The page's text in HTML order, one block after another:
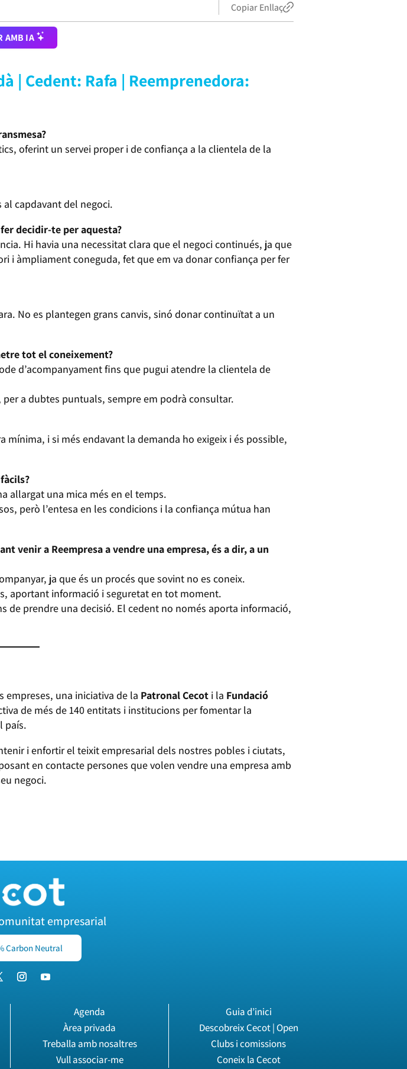
Copiar Enllaç
AMB IA
| Cedent: Rafa | Reemprenedora:
oferint un servei proper i de confiança a la clientela de la
capdavant del negoci.
decidir-te per aquesta?
Hi havia una necessitat clara que el negoci continués, ja que
i àmpliament coneguda, fet que em va donar confiança per fer
No es plantegen grans canvis, sinó donar continuïtat a un
tot el coneixement?
d’acompanyament fins que pugui atendre la clientela de
a dubtes puntuals, sempre em podrà consultar.
i si més endavant la demanda ho exigeix i és possible,
allargat una mica més en el temps.
però l’entesa en les condicions i la confiança mútua han
venir a Reempresa a vendre una empresa, és a dir, a un
ja que és un procés que sovint no es coneix.
aportant informació i seguretat en tot moment.
de prendre una decisió. El cedent no només aporta informació,
empreses, una iniciativa de la Patronal Cecot i la Fundació
de més de 140 entitats i institucions per fomentar la
país.
i enfortir el teixit empresarial dels nostres pobles i ciutats,
en contacte persones que volen vendre una empresa amb
negoci.
empresarial
Carbon Neutral
Agenda
Àrea privada
Treballa amb nosaltres
Vull associar-me
Guia d’inici
Descobreix Cecot | Open
Clubs i comissions
Coneix la Cecot